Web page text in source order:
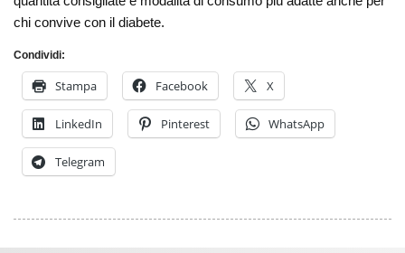
chi convive con il diabete.
Condividi:
Stampa Facebook X
LinkedIn Pinterest WhatsApp
Telegram